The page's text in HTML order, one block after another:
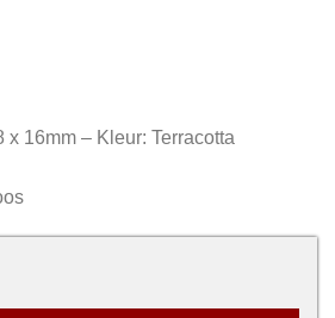
16mm – Kleur: Terracotta
x 16mm - Terracotta aantal